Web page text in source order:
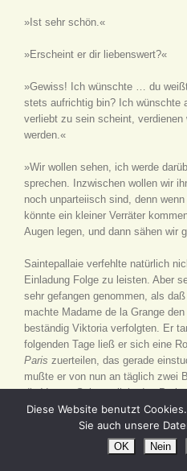
»Ist sehr schön.«
»Erscheint er dir liebenswert?«
»Gewiss! Ich wünschte … du
stets aufrichtig bin? Ich wünschte
verliebt zu sein scheint,
werden.«
»Wir wollen sehen, ich werde
sprechen. Inzwischen wollen wir
noch unparteiisch sind, denn
könnte ein kleiner Verräter
Augen legen, und dann sähen wir
Saintepallaie verfehlte natürlich
Einladung Folge zu leisten. Aber
sehr gefangen genommen, als
machte Madame de la Grange
beständig Viktoria verfolgten. Er
folgenden Tage ließ er sich eine
Paris zuerteilen, das gerade
mußte er von nun an täglich zwei
die Venus, Saintepallaie den Paris.
Der alte Grundsatz: liebe, wenn
sollte auch in diesem Falle bald
liebte mit inniger Begeisterung,
Diese Website benutzt
Sie auch unsere
OK Nein